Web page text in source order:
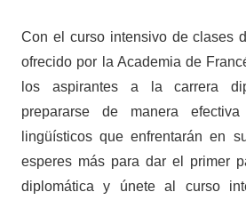
Con el curso intensivo de clases
ofrecido por la Academia de
los aspirantes a la carrera
prepararse de manera
lingüísticos que enfrentarán en
esperes más para dar el primer
diplomática y únete al curso